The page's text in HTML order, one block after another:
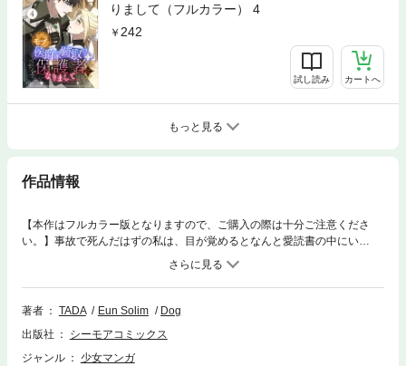
りまして（フルカラー） 4
242
試し読み カートへ
もっと見る
作品情報
【本作はフルカラー版となりますので、ご購入の際は十分ご注意くださ
い。】事故で死んだはずの私は、目が覚めるとなんと愛読書の中にい
た…。しかも、ただのモブキャラ！？原作では、この後仕えていた侯爵夫
妻が失踪し、使用人たちは全員解雇されてしまうというのに…。でも私決
めたの。ここで自由気ままに暮らすって！そう思っていた矢先、原作と違
う展開が…！？なぜか、逃げ遅れた侯爵家の子どもたちを私が保護者とし
この子たちを放っておくわけにはいかないし…。覚悟を決めて子どもたち
を連れて旅に出ることにしたが――。【恋するソワレ】
著者 TADA Eun Solim
Dog
出版社
シーモアコミックス
ジャンル
少女マンガ